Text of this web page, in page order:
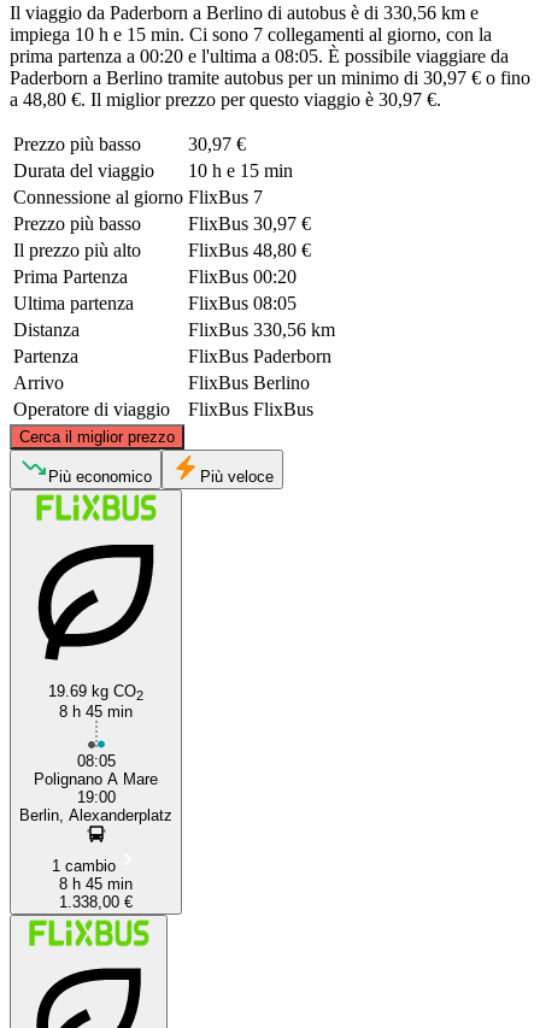
Il viaggio da Paderborn a Berlino di autobus è di 330,56 km e
impiega 10 h e 15 min. Ci sono 7 collegamenti al giorno, con la
prima partenza a 00:20 e l'ultima a 08:05. È possibile viaggiare da
Paderborn a Berlino tramite autobus per un minimo di 30,97 € o fino
a 48,80 €. Il miglior prezzo per questo viaggio è 30,97 €.
Prezzo più basso
30,97 €
Durata del viaggio
10 h e 15 min
Connessione al giorno FlixBus 7
Prezzo più basso
FlixBus 30,97 €
Il prezzo più alto
FlixBus 48,80 €
Prima Partenza
FlixBus 00:20
Ultima partenza
FlixBus 08:05
Distanza
FlixBus 330,56 km
Partenza
FlixBus Paderborn
Arrivo
FlixBus Berlino
Operatore di viaggio
FlixBus FlixBus
Cerca il miglior prezzo
Paderborn
©CARTO
Più economico Più veloce
19.69 kg CO2
8 h 45 min
08:05
Polignano A Mare
19:00
Berlin, Alexanderplatz
1 cambio
8 h 45 min
1.338,00 €